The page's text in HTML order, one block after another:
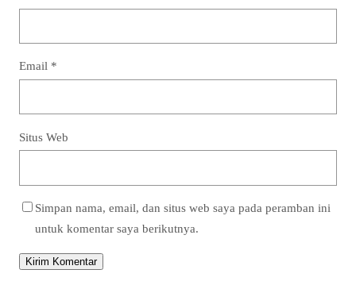
Email *
Situs Web
Simpan nama, email, dan situs web saya pada peramban ini
untuk komentar saya berikutnya.